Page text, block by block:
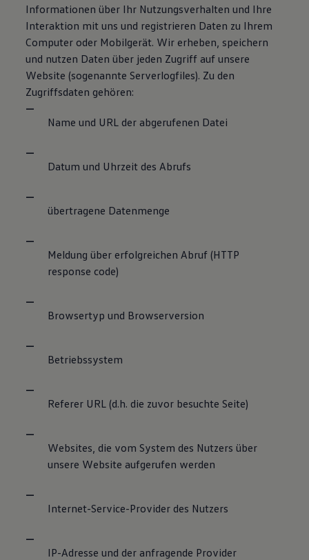
Informationen über Ihr Nutzungsverhalten und Ihre
Interaktion mit uns und registrieren Daten zu Ihrem
Computer oder Mobilgerät. Wir erheben, speichern
und nutzen Daten über jeden Zugriff auf unsere
Website (sogenannte Serverlogfiles). Zu den
Zugriffsdaten gehören:
Name und URL der abgerufenen Datei
Datum und Uhrzeit des Abrufs
übertragene Datenmenge
Meldung über erfolgreichen Abruf (HTTP
response code)
Browsertyp und Browserversion
Betriebssystem
Referer URL (d.h. die zuvor besuchte Seite)
Websites, die vom System des Nutzers über
unsere Website aufgerufen werden
Internet-Service-Provider des Nutzers
IP-Adresse und der anfragende Provider